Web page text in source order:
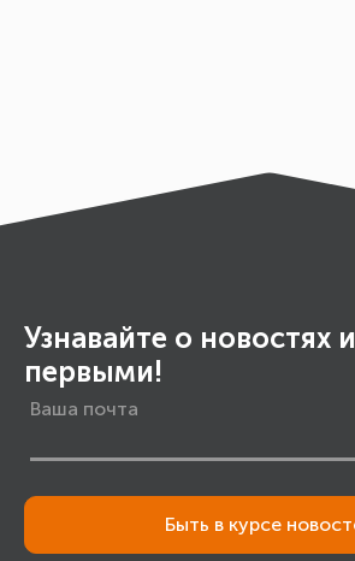
Узнавайте о новостях
первыми!
Быть в курсе